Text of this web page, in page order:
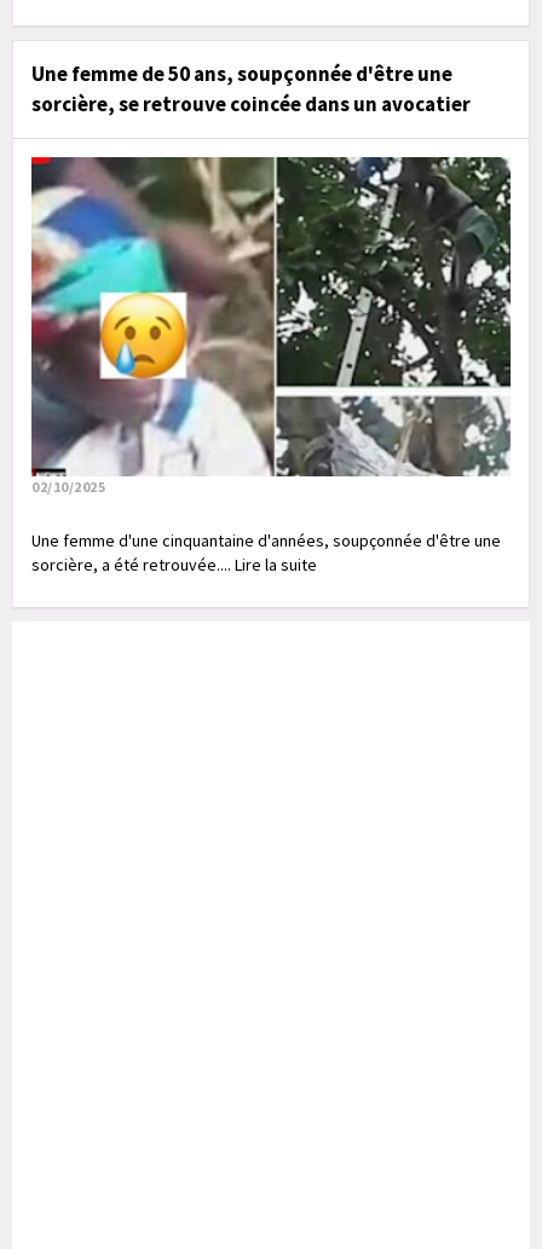
Une femme de 50 ans, soupçonnée d'être une
sorcière, se retrouve coincée dans un avocatier
02/10/2025
Une femme d'une cinquantaine d'années, soupçonnée d'être une
sorcière, a été retrouvée.... Lire la suite